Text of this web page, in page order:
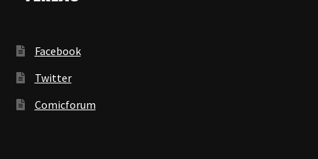
Facebook
Twitter
Comicforum